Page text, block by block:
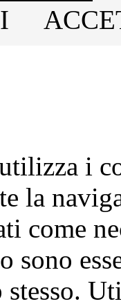
i
la
come
sono
stesso.